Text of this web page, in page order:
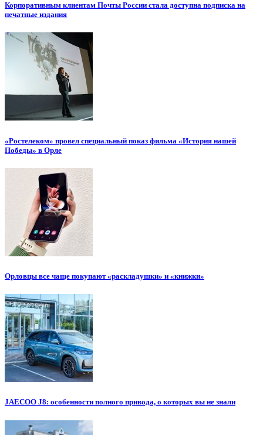
Корпоративным клиентам Почты России стала доступна подписка на
печатные издания
«Ростелеком» провел специальный показ фильма «История нашей
Победы» в Орле
Орловцы все чаще покупают «раскладушки» и «книжки»
JAECOO J8: особенности полного привода, о которых вы не знали